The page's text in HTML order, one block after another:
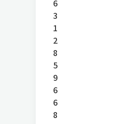
6
3
1
2
8
5
9
6
6
8